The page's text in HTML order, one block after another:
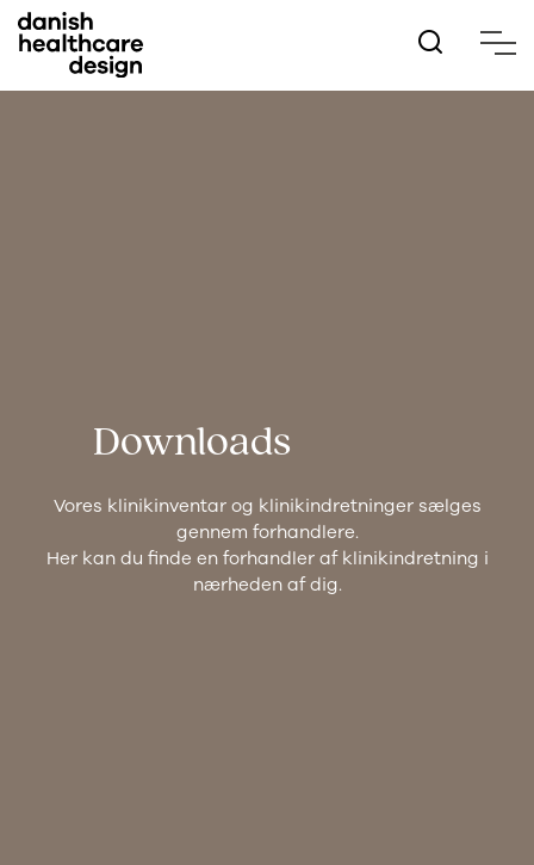
Hop
hovedindhold
Downloads
Vores klinikinventar og klinikindretninger sælges
gennem forhandlere.
Her kan du finde en forhandler af klinikindretning i
nærheden af dig.